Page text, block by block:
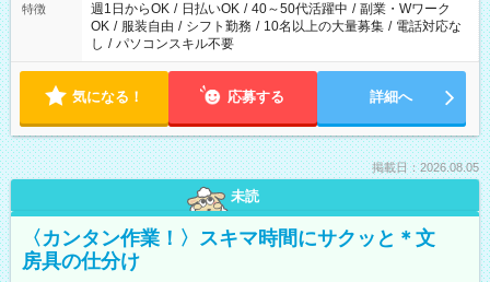
特徴 週1日からOK / 日払いOK / 40～50代活躍中 / 副業・Wワーク
OK / 服装自由 / シフト勤務 / 10名以上の大量募集 / 電話対応な
し / パソコンスキル不要
気になる！ 応募する 詳細へ
掲載日：2026.08.05
未読
〈カンタン作業！〉スキマ時間にサクッと＊文
房具の仕分け